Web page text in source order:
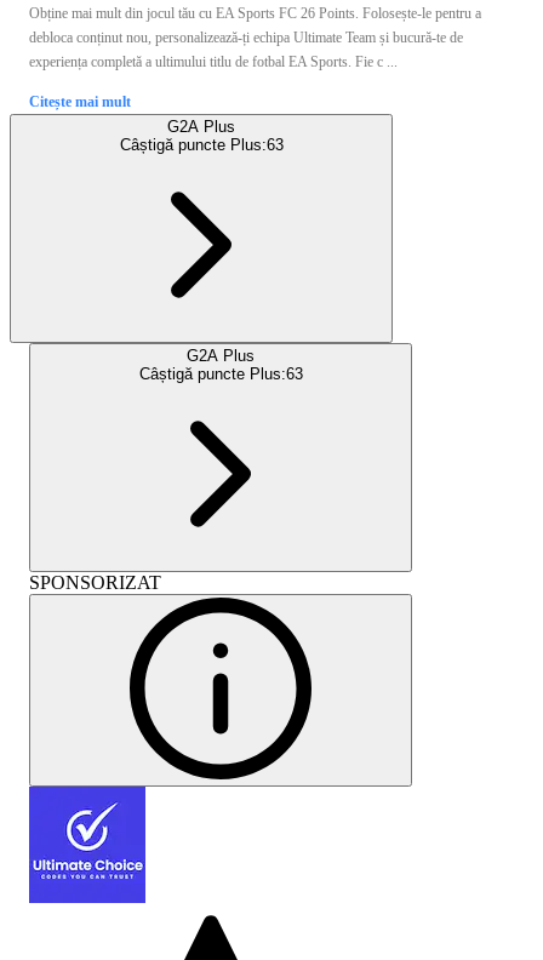
Obține mai mult din jocul tău cu EA Sports FC 26 Points. Folosește-le pentru a
debloca conținut nou, personalizează-ți echipa Ultimate Team și bucură-te de
experiența completă a ultimului titlu de fotbal EA Sports. Fie c ...
Citește mai mult
G2A Plus
Câștigă puncte Plus:63
G2A Plus
Câștigă puncte Plus:63
SPONSORIZAT